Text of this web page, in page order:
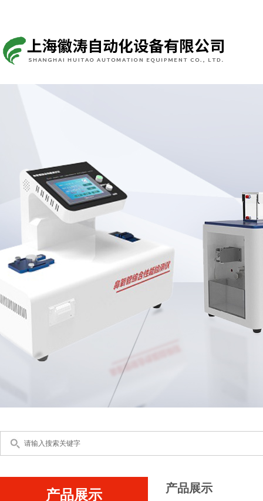
产品展示 产品展示